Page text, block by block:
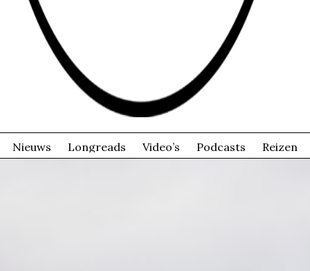
Nieuws Longreads Video’s Podcasts Reizen